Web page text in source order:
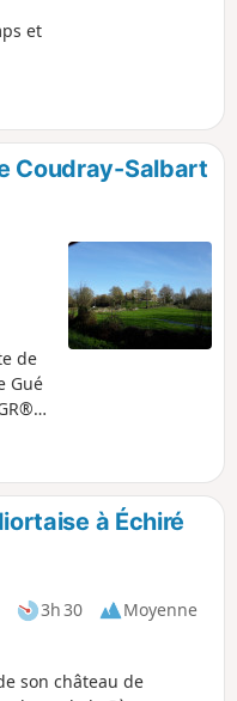
et
Coudray-Salbart
de
Gué
le
à Échiré
3h 30
Moyenne
son château de